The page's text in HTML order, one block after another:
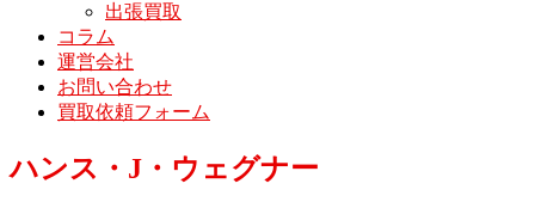
出張買取
コラム
運営会社
お問い合わせ
買取依頼フォーム
ハンス・J・ウェグナー